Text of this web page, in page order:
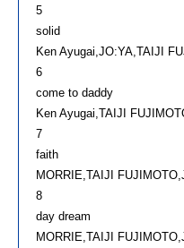
5
solid
Ken Ayugai,JO:YA,TAIJI
6
come to daddy
Ken Ayugai,TAIJI
7
faith
MORRIE,TAIJI
8
day dream
MORRIE,TAIJI